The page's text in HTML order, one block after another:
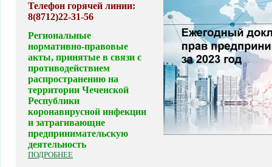
Телефон горячей линии:
8(8712)22-31-56
Региональные
нормативно-правовые
акты, принятые в связи с
противодействием
распространению на
территории Чеченской
Республики
коронавирусной инфекции
и затрагивающие
предпринимательскую
деятельность
ПОДРОБНЕЕ